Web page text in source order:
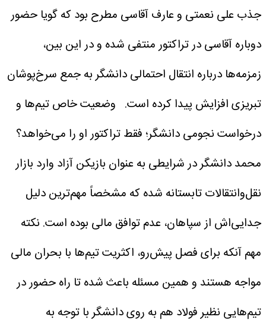
جذب علی نعمتی و عارف آقاسی مطرح بود که گویا حضور
دوباره آقاسی در تراکتور منتفی شده و در این بین،
زمزمه‌ها درباره انتقال احتمالی دانشگر به جمع سرخ‌پوشان
تبریزی افزایش پیدا کرده است. وضعیت خاص تیم‌ها و
درخواست نجومی دانشگر؛ فقط تراکتور او را می‌خواهد؟
محمد دانشگر در شرایطی به عنوان بازیکن آزاد وارد بازار
نقل‌وانتقالات تابستانه شده که مشخصاً مهم‌ترین دلیل
جدایی‌اش از سپاهان، عدم توافق مالی بوده است. نکته
مهم آنکه برای فصل پیش‌رو، اکثریت تیم‌ها با بحران مالی
مواجه هستند و همین مسئله باعث شده تا راه حضور در
تیم‌هایی نظیر فولاد هم به روی دانشگر با توجه به